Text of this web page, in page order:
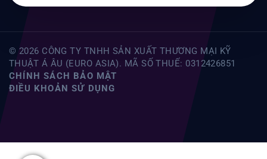
© 2026 CÔNG TY TNHH SẢN XUẤT THƯƠNG MẠI KỸ
THUẬT Á ÂU (EURO ASIA). MÃ SỐ THUẾ: 0312426851
CHÍNH SÁCH BẢO MẬT
ĐIỀU KHOẢN SỬ DỤNG